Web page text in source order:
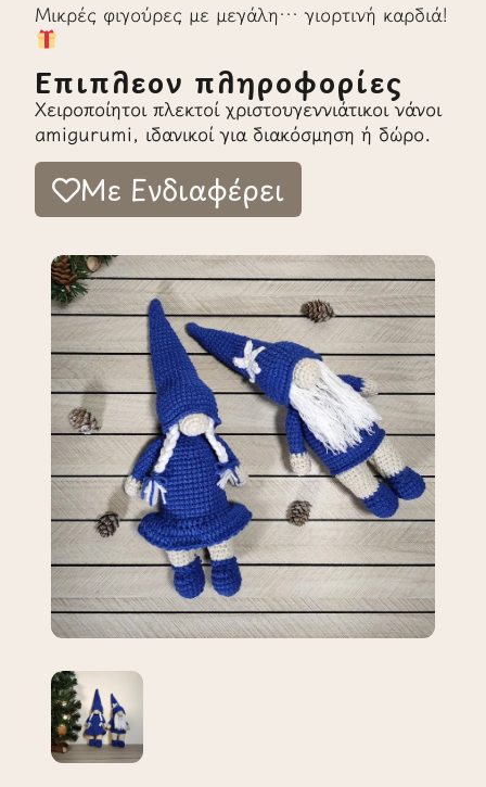
Μικρές φιγούρες με μεγάλη… γιορτινή καρδιά!
Επιπλέον πληροφορίες
Χειροποίητοι πλεκτοί χριστουγεννιάτικοι νάνοι
amigurumi, ιδανικοί για διακόσμηση ή δώρο.
Με Ενδιαφέρει